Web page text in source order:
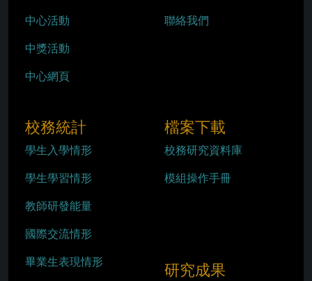
中心活動
中獎活動
中心網頁
聯絡我們
校務統計
學生入學情形
學生學習情形
教師研發能量
國際交流情形
畢業生表現情形
檔案下載
校務研究資料庫
模組操作手冊
研究成果